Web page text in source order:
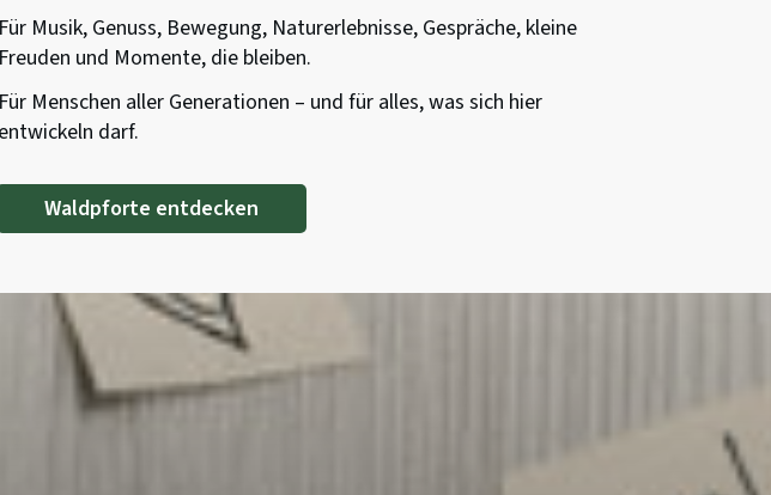
Für Musik, Genuss, Bewegung, Naturerlebnisse, Gespräche, kleine
Freuden und Momente, die bleiben.
Für Menschen aller Generationen – und für alles, was sich hier
entwickeln darf.
Waldpforte entdecken